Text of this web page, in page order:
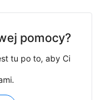
pomocy?
tu po to, aby Ci